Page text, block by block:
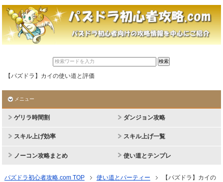
【パズドラ】カイの使い道と評価
メニュー
ゲリラ時間割 ダンジョン攻略
スキル上げ効率 スキル上げ一覧
ノーコン攻略まとめ 使い道とテンプレ
パズドラ初心者攻略.com TOP 使い道とパーティー
【パズドラ】カイの